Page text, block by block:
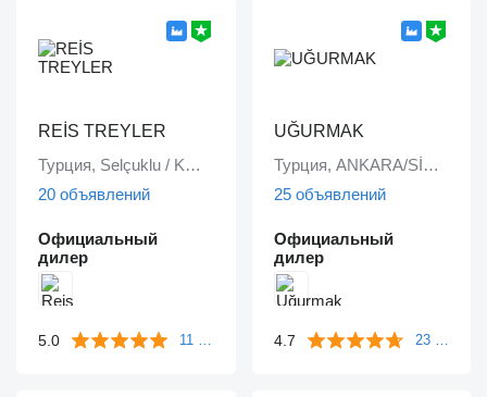
REİS TREYLER
Турция, Selçuklu / KONYA
20 объявлений
Официальный
дилер
5.0 11 отзывов
UĞURMAK
Турция, ANKARA/SİNCAN
25 объявлений
Официальный
дилер
4.7 23 отзыва